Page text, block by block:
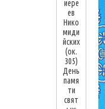
иере
ев
Нико
миди
йских
(ок.
305)
День
памя
ти
свят